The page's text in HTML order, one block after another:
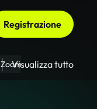
Registrazione
Zoom Di Sfondo Virtuale
Visualizza tutto